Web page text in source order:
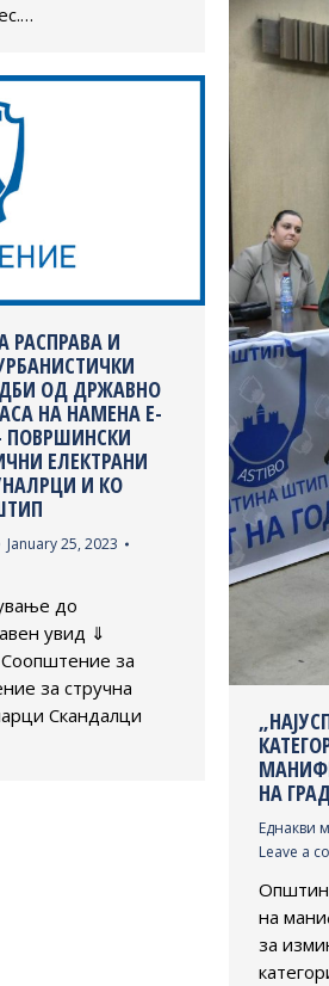
НА
Еднакви
Leave a
на
за
РАСПРАВА И
ОД ДРЖАВНО
НА НАМЕНА Е-
ПОВРШИНСКИ
ЕЛЕКТРАНИ
И КО
January 25, 2023
до
увид ⇓
за
за стручна
Скандалци